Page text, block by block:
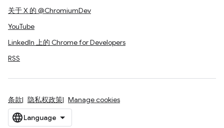
关于 X 的 @ChromiumDev
YouTube
LinkedIn 上的 Chrome for Developers
RSS
条款 隐私权政策 Manage cookies